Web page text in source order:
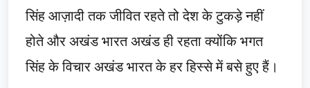
सिंह आज़ादी तक जीवित रहते तो देश के टुकड़े नहीं
होते और अखंड भारत अखंड ही रहता क्योंकि भगत
सिंह के विचार अखंड भारत के हर हिस्से में बसे हुए हैं।